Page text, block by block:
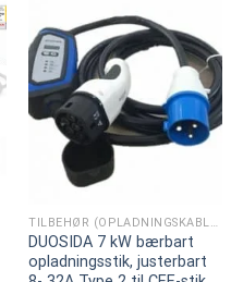
TILBEHØR (OPLADNINGSKABLER)
DUOSIDA 7 kW bærbart
opladningsstik, justerbart